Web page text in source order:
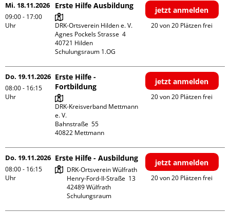
Mi. 18.11.2026
09:00 - 17:00
Uhr
Erste Hilfe Ausbildung
DRK-Ortsverein Hilden e. V.
Agnes Pockels Strasse  4
40721 Hilden
Schulungsraum 1.OG
jetzt anmelden
20 von 20 Plätzen frei
Do. 19.11.2026
08:00 - 16:15
Uhr
Erste Hilfe -
Fortbildung
DRK-Kreisverband Mettmann
e. V.
Bahnstraße  55
jetzt anmelden
20 von 20 Plätzen frei
Do. 19.11.2026
08:00 - 16:15
Uhr
Erste Hilfe - Ausbildung
DRK-Ortsverein Wülfrath
Henry-Ford-II-Straße  13
42489 Wülfrath
Schulungsraum
jetzt anmelden
20 von 20 Plätzen frei